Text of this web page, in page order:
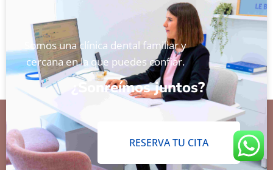
¿Sonreímos juntos?
Somos una clínica dental familiar y
cercana en la que puedes confiar.
RESERVA TU CITA